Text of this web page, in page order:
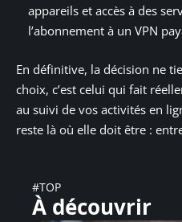
appareils et accès à des
l’abonnement à un VPN
En définitive, la décision ne
choix, c’est celui qui fait
au suivi de vos activités en
reste là où elle doit être :
#TOP
À découvrir